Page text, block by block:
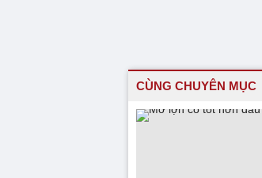
CÙNG CHUYÊN MỤC